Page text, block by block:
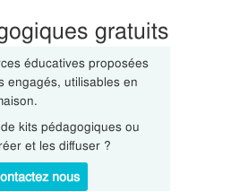
gratuits
éducatives proposées
engagés, utilisables en
kits pédagogiques ou
et les diffuser ?
nous